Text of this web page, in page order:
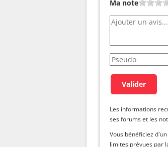
Ma note
Les informations
ses forums et les
Vous bénéficiez
limites prévues par